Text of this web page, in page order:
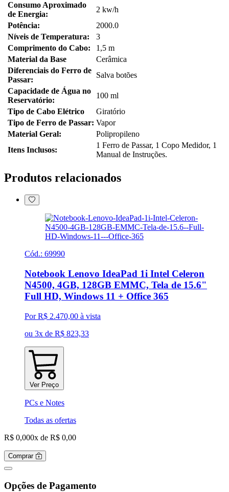
Produtos relacionados
Cód.: 69990
Notebook Lenovo IdeaPad 1i Intel Celeron
N4500, 4GB, 128GB EMMC, Tela de 15.6"
Full HD, Windows 11 + Office 365
Por R$ 2.470,00 à vista
ou 3x de R$ 823,33
Ver Preço
PCs e Notes
Todas as ofertas
R$ 0,000x de R$ 0,00
Comprar
Opções de Pagamento